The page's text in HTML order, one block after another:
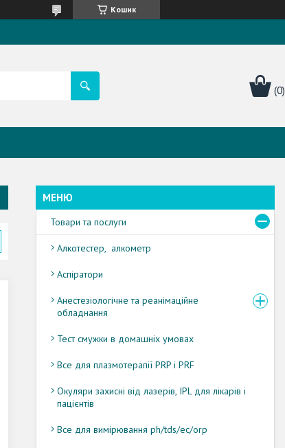
Кошик
Товари та послуги
Алкотестер, алкометр
Аспіратори
Анестезіологічне та реанімаційне
обладнання
Тест смужки в домашніх умовах
Все для плазмотерапії PRP і PRF
Окуляри захисні від лазерів, IPL для лікарів і
пацієнтів
Все для вимірювання ph/tds/ec/orp